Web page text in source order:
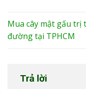
Mua cây mật gấu trị
đường tại TPHCM
Trả lời